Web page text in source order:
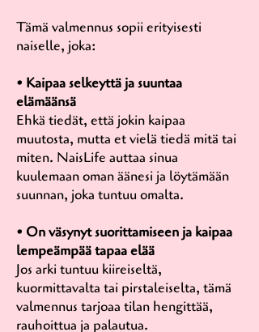
Tämä valmennus sopii erityisesti
naiselle, joka:
• Kaipaa selkeyttä ja suuntaa
elämäänsä
Ehkä tiedät, että jokin kaipaa
muutosta, mutta et vielä tiedä mitä tai
miten. NaisLife auttaa sinua
kuulemaan oman äänesi ja löytämään
suunnan, joka tuntuu omalta.
• On väsynyt suorittamiseen ja kaipaa
lempeämpää tapaa elää
Jos arki tuntuu kiireiseltä,
kuormittavalta tai pirstaleiselta, tämä
valmennus tarjoaa tilan hengittää,
rauhoittua ja palautua.